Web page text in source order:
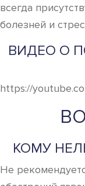
всегда
болезней и
ВИДЕО О
https://
КОМУ
Не